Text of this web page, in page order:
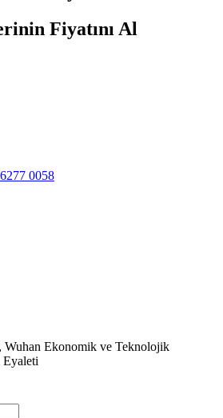
Fiyatını Al
0058
Wuhan Ekonomik ve Teknolojik
Eyaleti